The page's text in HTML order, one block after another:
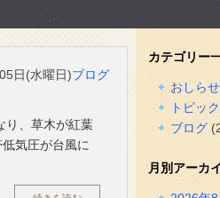
日(水曜日)ブログ
り、草木が紅葉
気圧が台風に
カテゴリー
おしらせ
トピッ
ブログ
月別アーカ